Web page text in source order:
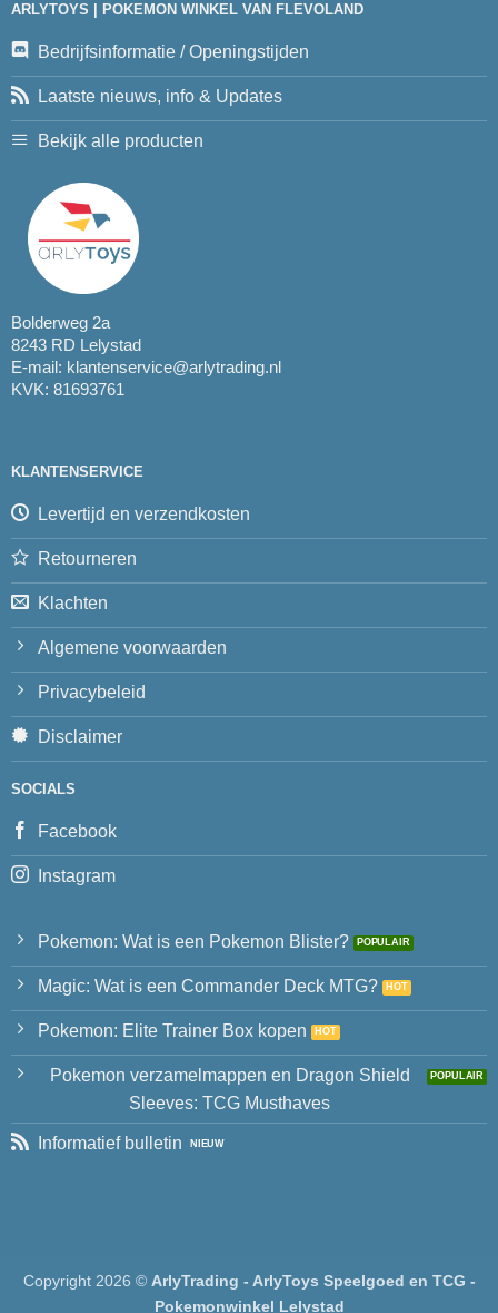
ARLYTOYS | POKEMON WINKEL VAN FLEVOLAND
Bedrijfsinformatie / Openingstijden
Laatste nieuws, info & Updates
Bekijk alle producten
Bolderweg 2a
8243 RD Lelystad
E-mail: klantenservice@arlytrading.nl
KVK: 81693761
KLANTENSERVICE
Levertijd en verzendkosten
Retourneren
Klachten
Algemene voorwaarden
Privacybeleid
Disclaimer
SOCIALS
Facebook
Instagram
Pokemon: Wat is een Pokemon Blister?
Magic: Wat is een Commander Deck MTG?
Pokemon: Elite Trainer Box kopen
Pokemon verzamelmappen en Dragon Shield
Sleeves: TCG Musthaves
Informatief bulletin
Copyright 2026 © ArlyTrading - ArlyToys Speelgoed en TCG -
Pokemonwinkel Lelystad